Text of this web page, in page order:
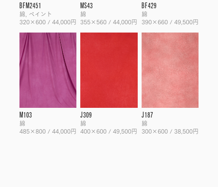
BFM2451
綿, ペイント
320×600 / 44,000円
MS43
綿
355×560 / 44,000円
BF429
綿
390×660 / 49,500円
M103
綿
485×800 / 44,000円
J309
綿
400×600 / 49,500円
J187
綿
300×600 / 38,500円